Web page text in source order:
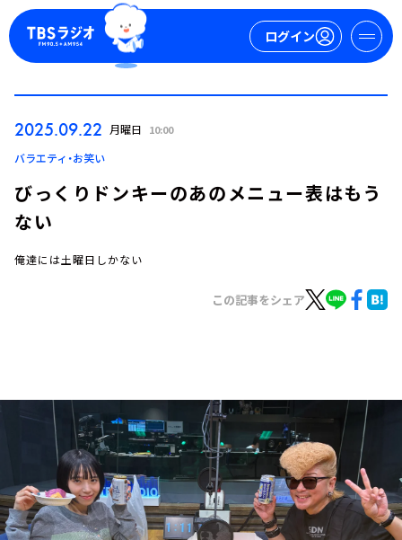
ログイン
ログイン
お知らせ
イベント・グッズ
YouTube
会社情報
2025.09.22 月曜日 10:00
バラエティ・お笑い
びっくりドンキーのあのメニュー表はもう
ない
俺達には土曜日しかない
この記事をシェア